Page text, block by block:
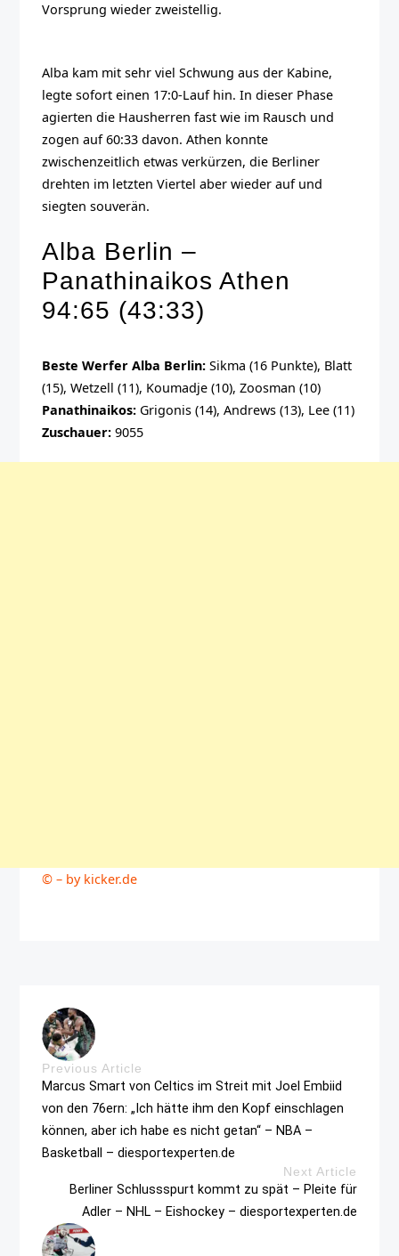
Vorsprung wieder zweistellig.
Alba kam mit sehr viel Schwung aus der Kabine,
legte sofort einen 17:0-Lauf hin. In dieser Phase
agierten die Hausherren fast wie im Rausch und
zogen auf 60:33 davon. Athen konnte
zwischenzeitlich etwas verkürzen, die Berliner
drehten im letzten Viertel aber wieder auf und
siegten souverän.
Alba Berlin –
Panathinaikos Athen
94:65 (43:33)
Beste Werfer Alba Berlin: Sikma (16 Punkte), Blatt
(15), Wetzell (11), Koumadje (10), Zoosman (10)
Panathinaikos: Grigonis (14), Andrews (13), Lee (11)
Zuschauer: 9055
© – by kicker.de
Previous Article
Marcus Smart von Celtics im Streit mit Joel Embiid
von den 76ern: „Ich hätte ihm den Kopf einschlagen
können, aber ich habe es nicht getan“ – NBA –
Basketball – diesportexperten.de
Next Article
Berliner Schlussspurt kommt zu spät – Pleite für
Adler – NHL – Eishockey – diesportexperten.de